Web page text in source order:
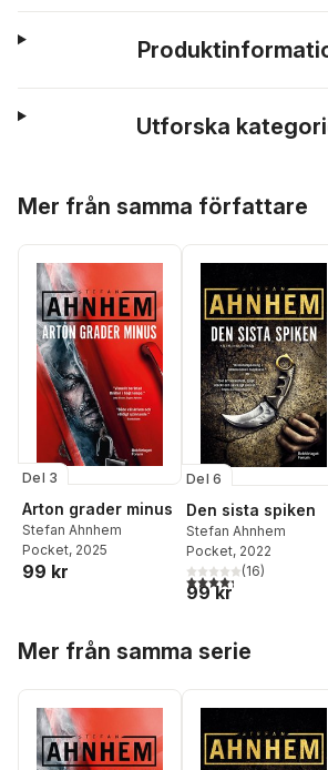
Utforska
Mer från samma författare
Del 3
Arton grader minus
Stefan Ahnhem
Pocket, 2025
99 kr
Del 6
Den sista spiken
Stefan Ahnhem
Pocket, 2022
4,3utav 5 stjärnor.
(16)
99 kr
Mer från samma serie